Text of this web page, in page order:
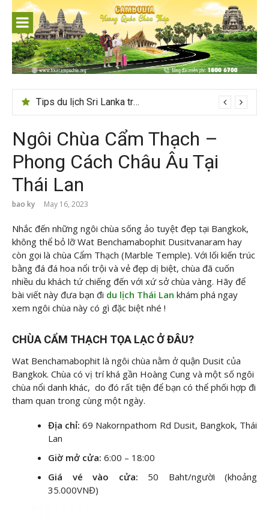
content
24h ở Thụy Sĩ nên đi đâu, chơi gì?
Ngôi Chùa Cẩm Thạch –
Phong Cách Châu Âu Tại
Thái Lan
bao ky May 16, 2023
Nhắc đến những ngôi chùa sống ảo tuyệt đẹp tại Bangkok,
không thể bỏ lỡ Wat Benchamabophit Dusitvanaram hay
còn gọi là chùa Cẩm Thạch (Marble Temple). Với lối kiến trúc
bằng đá đá hoa nổi trội và vẻ đẹp dị biệt, chùa đã cuốn
nhiều du khách tứ chiếng đến với xứ sở chùa vàng. Hãy để
bài viết này đưa bạn đi du lịch Thái Lan khám phá ngay
xem ngôi chùa này có gì đặc biệt nhé !
CHÙA CẨM THẠCH TỌA LẠC Ở ĐÂU?
Wat Benchamabophit là ngôi chùa nằm ở quận Dusit của
Bangkok. Chùa có vị trí khá gần Hoàng Cung và một số ngôi
chùa nổi danh khác, do đó rất tiện để bạn có thể phối hợp đi
tham quan trong cùng một ngày.
Địa chỉ: 69 Nakornpathom Rd Dusit, Bangkok, Thái
Lan
Giờ mở cửa: 6:00 – 18:00
Giá vé vào cửa:
50 Baht/người (khoảng
35.000VNĐ)